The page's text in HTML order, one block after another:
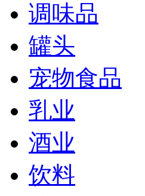
调味品
罐头
宠物食品
乳业
酒业
饮料